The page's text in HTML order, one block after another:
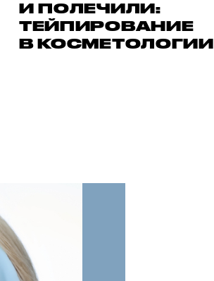
И ПОЛЕЧИЛИ:
ТЕЙПИРОВАНИЕ
В КОСМЕТОЛОГИИ